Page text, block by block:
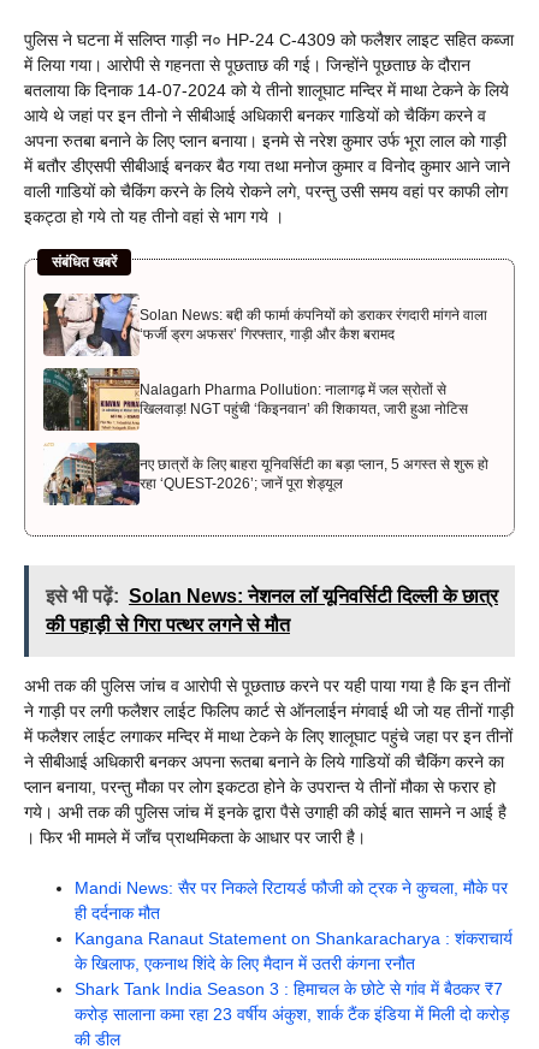
पुलिस ने घटना में सलिप्त गाड़ी न० HP-24 C-4309 को फलैशर लाइट सहित कब्जा
में लिया गया। आरोपी से गहनता से पूछताछ की गई। जिन्होंने पूछताछ के दौरान
बतलाया कि दिनाक 14-07-2024 को ये तीनो शालूघाट मन्दिर में माथा टेकने के लिये
आये थे जहां पर इन तीनो ने सीबीआई अधिकारी बनकर गाडियों को चैकिंग करने व
अपना रुतबा बनाने के लिए प्लान बनाया। इनमे से नरेश कुमार उर्फ भूरा लाल को गाड़ी
में बतौर डीएसपी सीबीआई बनकर बैठ गया तथा मनोज कुमार व विनोद कुमार आने जाने
वाली गाडियों को चैकिंग करने के लिये रोकने लगे, परन्तु उसी समय वहां पर काफी लोग
इकट्ठा हो गये तो यह तीनो वहां से भाग गये ।
संबंधित खबरें
Solan News: बद्दी की फार्मा कंपनियों को डराकर रंगदारी मांगने वाला
‘फर्जी ड्रग अफसर’ गिरफ्तार, गाड़ी और कैश बरामद
Nalagarh Pharma Pollution: नालागढ़ में जल स्रोतों से
खिलवाड़! NGT पहुंची ‘किइनवान’ की शिकायत, जारी हुआ नोटिस
नए छात्रों के लिए बाहरा यूनिवर्सिटी का बड़ा प्लान, 5 अगस्त से शुरू हो
रहा ‘QUEST-2026’; जानें पूरा शेड्यूल
इसे भी पढ़ें: Solan News: नेशनल लॉ यूनिवर्सिटी दिल्ली के छात्र
की पहाड़ी से गिरा पत्थर लगने से मौत
अभी तक की पुलिस जांच व आरोपी से पूछताछ करने पर यही पाया गया है कि इन तीनों
ने गाड़ी पर लगी फलैशर लाईट फिलिप कार्ट से ऑनलाईन मंगवाई थी जो यह तीनों गाड़ी
में फलैशर लाईट लगाकर मन्दिर में माथा टेकने के लिए शालूघाट पहुंचे जहा पर इन तीनों
ने सीबीआई अधिकारी बनकर अपना रूतबा बनाने के लिये गाडियों की चैकिंग करने का
प्लान बनाया, परन्तु मौका पर लोग इकटठा होने के उपरान्त ये तीनों मौका से फरार हो
गये। अभी तक की पुलिस जांच में इनके द्वारा पैसे उगाही की कोई बात सामने न आई है
। फिर भी मामले में जाँच प्राथमिकता के आधार पर जारी है।
Mandi News: सैर पर निकले रिटायर्ड फौजी को ट्रक ने कुचला, मौके पर
ही दर्दनाक मौत
Kangana Ranaut Statement on Shankaracharya : शंकराचार्य
के खिलाफ, एकनाथ शिंदे के लिए मैदान में उतरी कंगना रनौत
Shark Tank India Season 3 : हिमाचल के छोटे से गांव में बैठकर ₹7
करोड़ सालाना कमा रहा 23 वर्षीय अंकुश, शार्क टैंक इंडिया में मिली दो करोड़
की डील